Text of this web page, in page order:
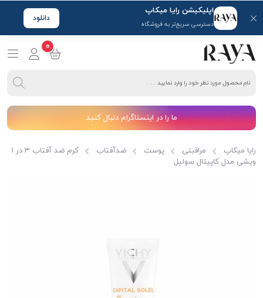
اپلیکیشن رایا میکاپ
دسترسی سریع‌تر به فروشگاه
دانلود
0
ما را در اینستاگرام دنبال کنید
رایا میکاپ مراقبتی پوست ضدآفتاب
کرم ضد آفتاب 3 در 1
ویشی مدل کاپیتال سولیل